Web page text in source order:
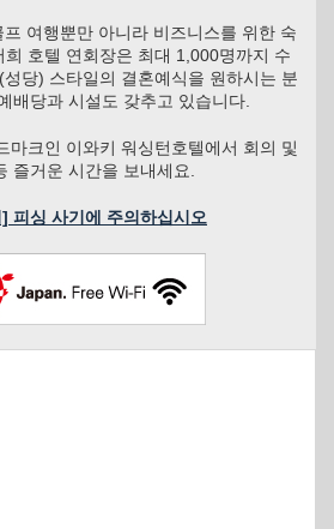
여행뿐만 아니라 비즈니스를 위한 숙
호텔 연회장은 최대 1,000명까지 수
당) 스타일의 결혼예식을 원하시는 분
배당과 시설도 갖추고 있습니다.
마크인 이와키 워싱턴호텔에서 회의 및
즐거운 시간을 보내세요.
피싱 사기에 주의하십시오